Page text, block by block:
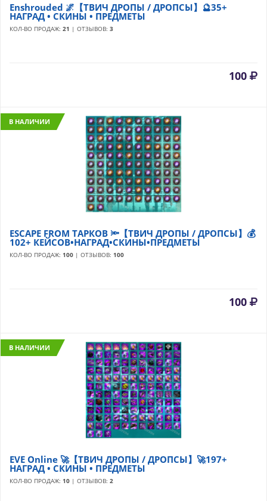
Enshrouded 🌌【ТВИЧ ДРОПЫ / ДРОПСЫ】🔮35+
НАГРАД • СКИНЫ • ПРЕДМЕТЫ
КОЛ-ВО ПРОДАЖ: 21 | ОТЗЫВОВ: 3
100
В НАЛИЧИИ
ESCAPE FROM ТАРКОВ 🔦【ТВИЧ ДРОПЫ / ДРОПСЫ】💰
102+ КЕЙСОВ•НАГРАД•СКИНЫ•ПРЕДМЕТЫ
КОЛ-ВО ПРОДАЖ: 100 | ОТЗЫВОВ: 100
100
В НАЛИЧИИ
EVE Online 🚀【ТВИЧ ДРОПЫ / ДРОПСЫ】🚀197+
НАГРАД • СКИНЫ • ПРЕДМЕТЫ
КОЛ-ВО ПРОДАЖ: 10 | ОТЗЫВОВ: 2